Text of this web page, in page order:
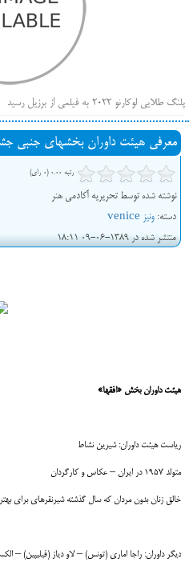
پلنگ طلایی لوکارنو ۲۰۲۲ به فیلمی از برزیل رسید
فهرست فیلم‌های بخش مسابقه جشنواره فیلم ونیز ۲۰۲۲ مشخص شد، سهم پررنگ ایرانی‌ها
بیرون راندن فیلم‌های منتسب به حامیان کرملین از
معرفی هیئت داوران بخش‎های جنبی جشنواره فیلم ونیز
رتبه 0.00 (0 رای)
نوشته شده توسط تحریریه آکادمی هنر
دسته: ونیز venice
منتشر شده در 1389-06-09 18:11
هیئت داوران بخش «افقها»
ریاست هیئت داوران: شیرین نشاط
متولد 1957 در ایران – عکاس و کارگردان
خالق زنان بدون مردان که سال گذشته شیرنقره‎ای برای بهترین کارگردانی را از همین جشنواره کسب کرد.
دیگر داوران: راجا اماری (تونس) – لاو دیاز (فیلیپین) –